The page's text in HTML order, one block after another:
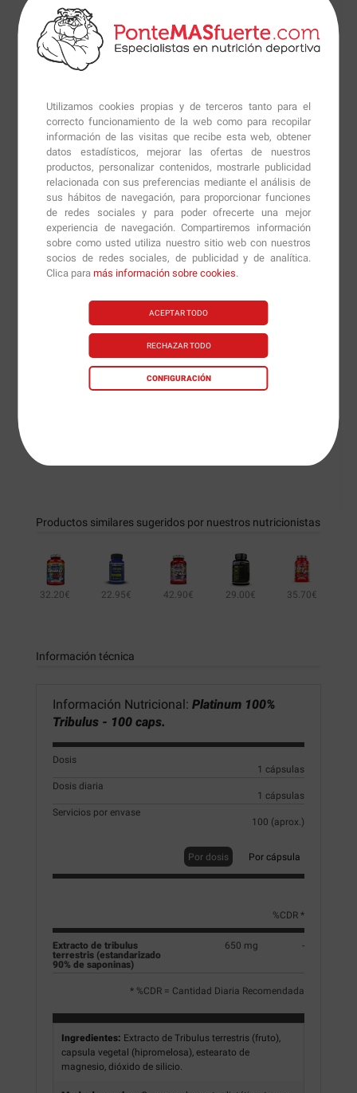
Utilizamos cookies propias y de terceros tanto para el
correcto funcionamiento de la web como para recopilar
información de las visitas que recibe esta web, obtener
datos estadísticos, mejorar las ofertas de nuestros
productos, personalizar contenidos, mostrarle publicidad
relacionada con sus preferencias mediante el análisis de
sus hábitos de navegación, para proporcionar funciones
de redes sociales y para poder ofrecerte una mejor
experiencia de navegación. Compartiremos información
sobre como usted utiliza nuestro sitio web con nuestros
socios de redes sociales, de publicidad y de analítica.
Clica paramás información sobre cookies.
ACEPTAR TODO
RECHAZAR TODO
CONFIGURACIÓN
por deportistas y atletas de alto rendimiento para
aumentar o mantener los niveles óptimos de
testosterona. Además, mejora el bienestar sexual tanto
que el Tribulus terrestris tiene otros beneficios muy
interesantes y que debemos tener en cuanta. El
extracto de Tribulus terrestris protege a hígado y
riñones de los daños oxidativos, y ejerce efectos anti
estrés, también es beneficioso para la hiperplasia de
próstata benigna.
En otros estudios se ha observado que el Tribulus
terrestris es cardio protector debido a la tribulosina, un
arterial en personas hipertensas.
Platinum 100% Tribulusaporta innumerables
beneficios para aquellos deportistas que cuidan su
bienestar físico y mental.
Productos similares sugeridos por nuestros nutricionistas
32.20€ 22.95€ 42.90€ 29.00€ 35.70€
Información técnica
Información Nutricional: Platinum 100%
Tribulus - 100 caps.
Dosis
1 cápsulas
Dosis diaria
1 cápsulas
Servicios por envase
100 (aprox.)
Por dosis Por cápsula
%CDR *
Extracto de tribulus
terrestris (estandarizado
90% de saponinas)
650 mg -
* %CDR = Cantidad Diaria Recomendada
Ingredientes: Extracto de Tribulus terrestris (fruto),
capsula vegetal (hipromelosa), estearato de
magnesio, dióxido de silicio.